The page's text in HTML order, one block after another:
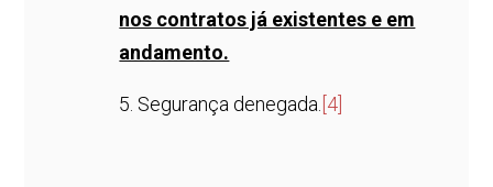
nos contratos já existentes e em
andamento.
5. Segurança denegada. [4]